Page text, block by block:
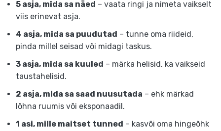
5 asja, mida sa näed – vaata ringi ja nimeta vaikselt
viis erinevat asja.
4 asja, mida sa puudutad – tunne oma riideid,
pinda millel seisad või midagi taskus.
3 asja, mida sa kuuled – märka helisid, ka vaikseid
taustahelisid.
2 asja, mida sa saad nuusutada – ehk märkad
lõhna ruumis või eksponaadil.
1 asi, mille maitset tunned – kasvõi oma hingeõhk